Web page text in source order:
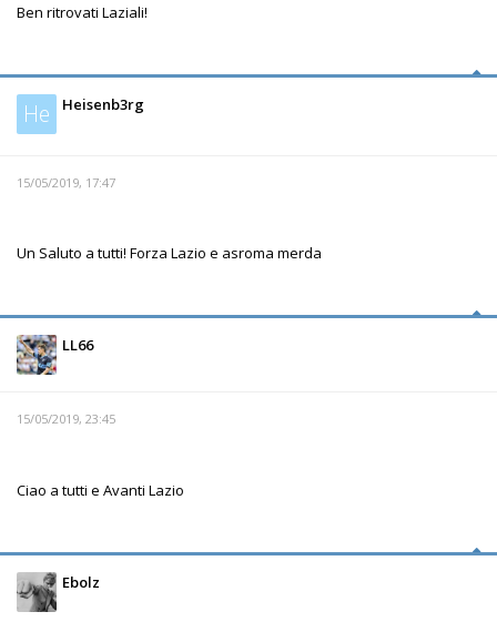
Ben ritrovati Laziali!
He Heisenb3rg
15/05/2019, 17:47
Un Saluto a tutti! Forza Lazio e asroma merda
LL66
15/05/2019, 23:45
Ciao a tutti e Avanti Lazio
Ebolz